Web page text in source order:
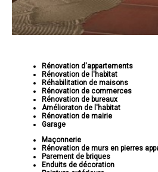
Rénovation d'appartements
Rénovation de l'habitat
Réhabilitation de maisons
Rénovation de commerces
Rénovation de bureaux
Amélioraton de l'habitat
Rénovation de mairie
Garage
Maçonnerie
Rénovation de murs en pierres
Parement de briques
Enduits de décoration